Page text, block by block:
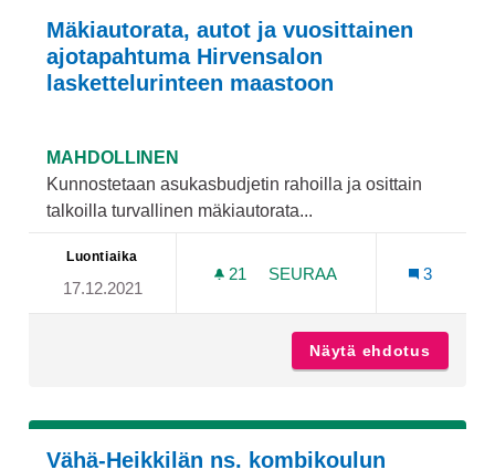
Mäkiautorata, autot ja vuosittainen
ajotapahtuma Hirvensalon
laskettelurinteen maastoon
MAHDOLLINEN
Kunnostetaan asukasbudjetin rahoilla ja osittain
talkoilla turvallinen mäkiautorata...
Luontiaika
17.12.2021
21 21 SEURAAJAA
SEURAA
3
Näytä ehdotus
Vähä-Heikkilän ns. kombikoulun